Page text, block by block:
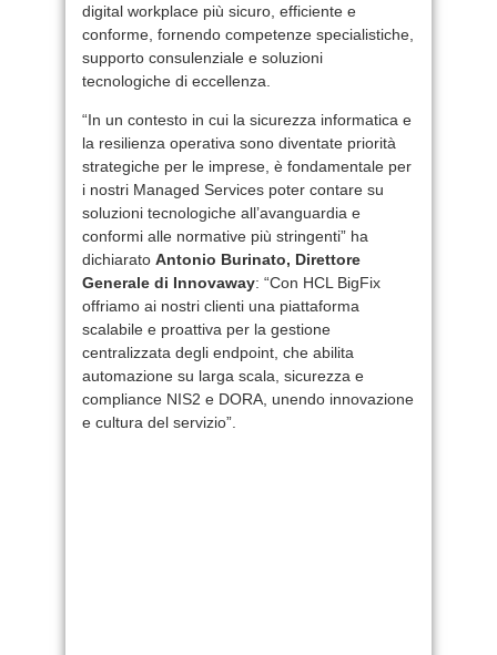
digital workplace più sicuro, efficiente e
conforme, fornendo competenze specialistiche,
supporto consulenziale e soluzioni
tecnologiche di eccellenza.
“In un contesto in cui la sicurezza informatica e
la resilienza operativa sono diventate priorità
strategiche per le imprese, è fondamentale per
i nostri Managed Services poter contare su
soluzioni tecnologiche all’avanguardia e
conformi alle normative più stringenti” ha
dichiarato Antonio Burinato, Direttore
Generale di Innovaway: “Con HCL BigFix
offriamo ai nostri clienti una piattaforma
scalabile e proattiva per la gestione
centralizzata degli endpoint, che abilita
automazione su larga scala, sicurezza e
compliance NIS2 e DORA, unendo innovazione
e cultura del servizio”.